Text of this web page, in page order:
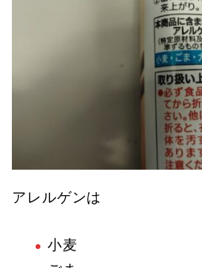
アレルゲンは
小麦